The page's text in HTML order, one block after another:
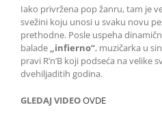
Iako privržena pop žanru, tam je
svežini koju unosi u svaku novu
prethodne. Posle uspeha
balade „infierno“, muzičarka u
pravi R’n’B koji podseća na velike
dvehiljaditih godina.
GLEDAJ VIDEOOVDE